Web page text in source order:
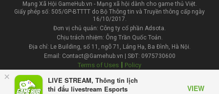
×
LIVE STREAM, Thông tin lịch
thi đấu livestream Esports
VIEW
Mạng Xã Hội GameHub.vn - Mạng xã hội dành cho game thủ Việt.
Giấy phép số: 505/GP-BTTTT do Bộ Thông tin và Truyền thông cấp ngày
16/10/2017.
Đơn vị chủ quản: Công ty cổ phần Adsota.
Chịu trách nhiệm: Ông Trần Quốc Toản.
Địa chỉ: Le Building, số 11, ngõ 71, Láng Hạ, Ba Đình, Hà Nội.
Email: Contact@Gamehub.vn | SĐT: 0975730600
Terms of Uses | Policy
Liên hệ đăng bài